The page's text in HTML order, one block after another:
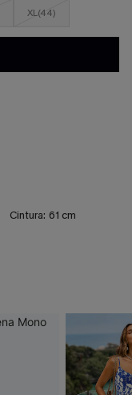
XL(44)
Cintura: 61 cm